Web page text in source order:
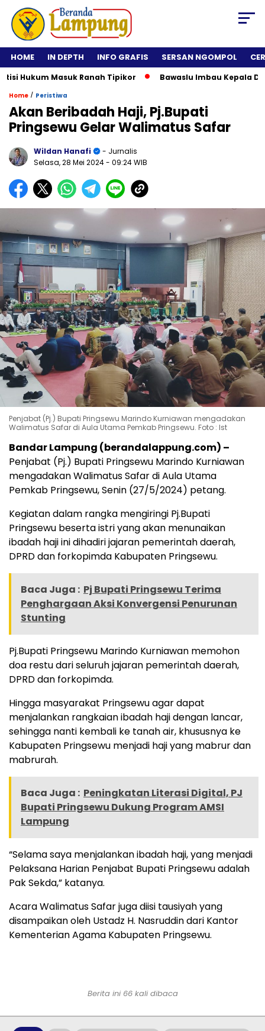
HOME IN DEPTH INFO GRAFIS SERSAN NGOMPOL
Hukum Masuk Ranah Tipikor Bawaslu Imbau Kepala
Home / Peristiwa
Akan Beribadah Haji, Pj.Bupati
Pringsewu Gelar Walimatus Safar
Wildan Hanafi
- Jurnalis
Selasa, 28 Mei 2024- 09:24 WIB
Penjabat (Pj.) Bupati Pringsewu Marindo Kurniawan mengadakan
Walimatus Safar di Aula Utama Pemkab Pringsewu. Foto : Ist
Bandar Lampung (berandalappung.com) –
Penjabat (Pj.) Bupati Pringsewu Marindo Kurniawan
mengadakan Walimatus Safar di Aula Utama
Pemkab Pringsewu, Senin (27/5/2024) petang.
Kegiatan dalam rangka mengiringi Pj.Bupati
Pringsewu beserta istri yang akan menunaikan
ibadah haji ini dihadiri jajaran pemerintah daerah,
DPRD dan forkopimda Kabupaten Pringsewu.
Baca Juga : Pj Bupati Pringsewu Terima
Penghargaan Aksi Konvergensi Penurunan
Stunting
Pj.Bupati Pringsewu Marindo Kurniawan memohon
doa restu dari seluruh jajaran pemerintah daerah,
DPRD dan forkopimda.
Hingga masyarakat Pringsewu agar dapat
menjalankan rangkaian ibadah haji dengan lancar,
sehingga nanti kembali ke tanah air, khususnya ke
Kabupaten Pringsewu menjadi haji yang mabrur dan
mabrurah.
Baca Juga : Peningkatan Literasi Digital, PJ
Bupati Pringsewu Dukung Program AMSI
Lampung
“Selama saya menjalankan ibadah haji, yang menjadi
Pelaksana Harian Penjabat Bupati Pringsewu adalah
Pak Sekda,” katanya.
Acara Walimatus Safar juga diisi tausiyah yang
disampaikan oleh Ustadz H. Nasruddin dari Kantor
Kementerian Agama Kabupaten Pringsewu.
Berita ini 66 kali dibaca